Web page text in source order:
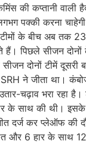
की कप्तानी वाली
पक्की करना
टीमों के बीच अब तक
पिछले सीजन
दोनों टीमें दूसरी
ने जीता था।
चढ़ाव भरा रहा
के साथ की थी। इसके
दर्ज कर प्लेऑफ की
और 6 हार के